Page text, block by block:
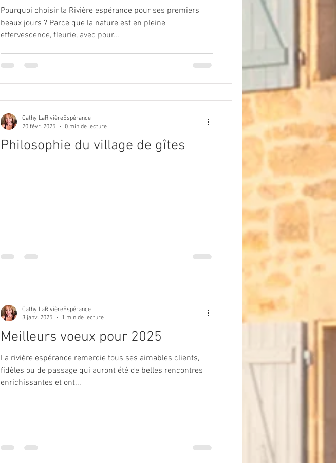
Pourquoi choisir la Rivière espérance pour ses premiers
beaux jours ? Parce que la nature est en pleine
effervescence, fleurie, avec pour...
Philosophie du village de gîtes
Cathy LaRivièreEspérance
20 févr. 2025
0 min de lecture
Meilleurs voeux pour 2025
La rivière espérance remercie tous ses aimables clients,
fidèles ou de passage qui auront été de belles rencontres
enrichissantes et ont...
Cathy LaRivièreEspérance
3 janv. 2025
1 min de lecture